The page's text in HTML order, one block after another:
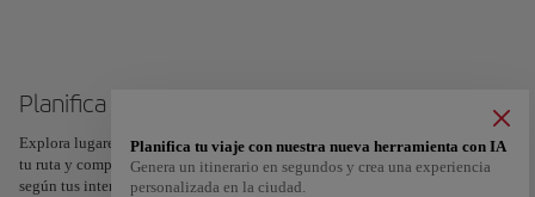
Planifica tu viaje a Cuba
Explora lugares, experiencias y marca con el corazón tus favoritos para crear
tu ruta y compartirla. ¿Quieres más ideas? Obtén un itinerario personalizado
según tus intereses y la duración de tu viaje: en sólo dos pasos y descargable
Planifica tu viaje con nuestra nueva herramienta con IA
Genera un itinerario en segundos y crea una experiencia
personalizada en la ciudad.